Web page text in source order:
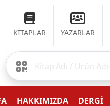
KİTAPLAR YAZARLAR
HAKKIMIZDA DERGİ